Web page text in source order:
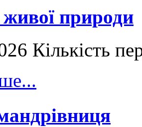
природи
Кількість